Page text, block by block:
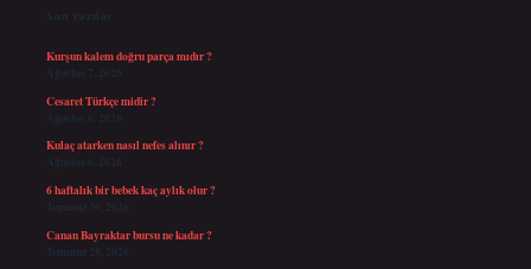
Son Yazılar
Kurşun kalem doğru parça mıdır ?
Ağustos 7, 2026
Cesaret Türkçe midir ?
Ağustos 6, 2026
Kulaç atarken nasıl nefes alınır ?
Ağustos 6, 2026
6 haftalık bir bebek kaç aylık olur ?
Temmuz 30, 2026
Canan Bayraktar bursu ne kadar ?
Temmuz 29, 2026